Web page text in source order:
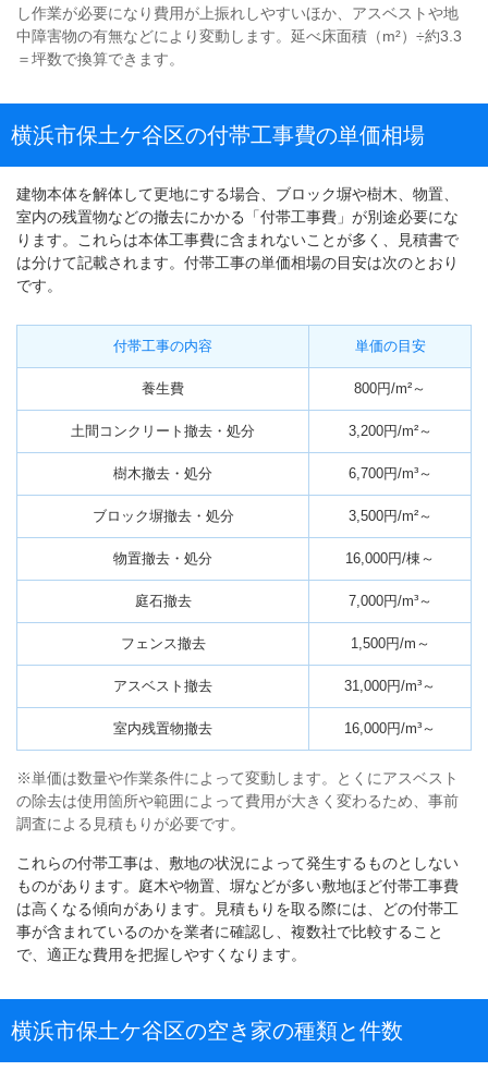
し作業が必要になり費用が上振れしやすいほか、アスベストや地
中障害物の有無などにより変動します。延べ床面積（m²）÷約3.3
＝坪数で換算できます。
横浜市保土ケ谷区の付帯工事費の単価相場
建物本体を解体して更地にする場合、ブロック塀や樹木、物置、
室内の残置物などの撤去にかかる「付帯工事費」が別途必要にな
ります。これらは本体工事費に含まれないことが多く、見積書で
は分けて記載されます。付帯工事の単価相場の目安は次のとおり
です。
付帯工事の内容 単価の目安
養生費 800円/m²～
土間コンクリート撤去・処分 3,200円/m²～
樹木撤去・処分 6,700円/m³～
ブロック塀撤去・処分 3,500円/m²～
物置撤去・処分 16,000円/棟～
庭石撤去 7,000円/m³～
フェンス撤去 1,500円/m～
アスベスト撤去 31,000円/m³～
室内残置物撤去 16,000円/m³～
※単価は数量や作業条件によって変動します。とくにアスベスト
の除去は使用箇所や範囲によって費用が大きく変わるため、事前
調査による見積もりが必要です。
これらの付帯工事は、敷地の状況によって発生するものとしない
ものがあります。庭木や物置、塀などが多い敷地ほど付帯工事費
は高くなる傾向があります。見積もりを取る際には、どの付帯工
事が含まれているのかを業者に確認し、複数社で比較すること
で、適正な費用を把握しやすくなります。
横浜市保土ケ谷区の空き家の種類と件数